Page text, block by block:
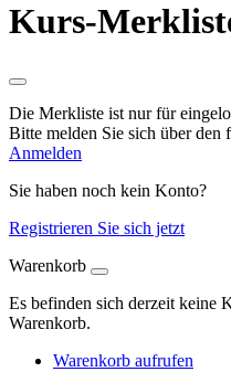
Kurs-
Die Merkliste ist nur für
Bitte melden Sie sich über den
Anmelden
Sie haben noch kein Konto?
Registrieren Sie sich jetzt
Warenkorb
Es befinden sich derzeit keine
Warenkorb.
Warenkorb aufrufen